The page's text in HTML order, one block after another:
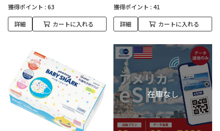
獲得ポイント : 63
詳細 カートに入れる
獲得ポイント : 41
詳細 カートに入れる